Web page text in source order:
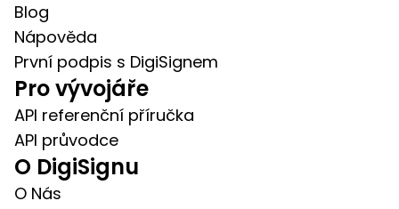
Blog
Nápověda
První podpis s DigiSignem
Pro vývojáře
API referenční příručka
API průvodce
O DigiSignu
O Nás